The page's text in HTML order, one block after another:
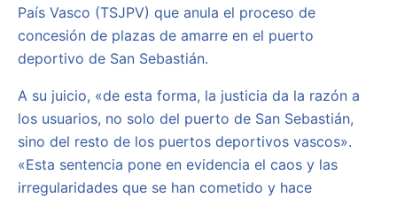
País Vasco (TSJPV) que anula el proceso de
concesión de plazas de amarre en el puerto
deportivo de San Sebastián.
A su juicio, «de esta forma, la justicia da la razón a
los usuarios, no solo del puerto de San Sebastián,
sino del resto de los puertos deportivos vascos».
«Esta sentencia pone en evidencia el caos y las
irregularidades que se han cometido y hace